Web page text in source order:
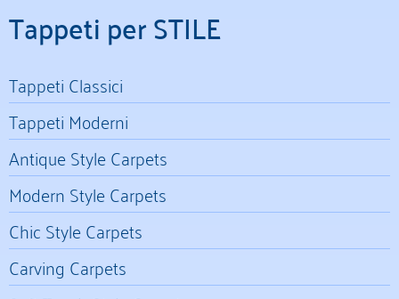
Tappeti per STILE
Tappeti Classici
Tappeti Moderni
Antique Style Carpets
Modern Style Carpets
Chic Style Carpets
Carving Carpets